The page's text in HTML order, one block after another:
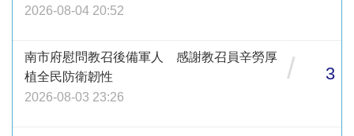
2026-08-04 20:52
南市府慰問教召後備軍人 感謝教召員辛勞厚
植全民防衛韌性
2026-08-03 23:26
/ 3